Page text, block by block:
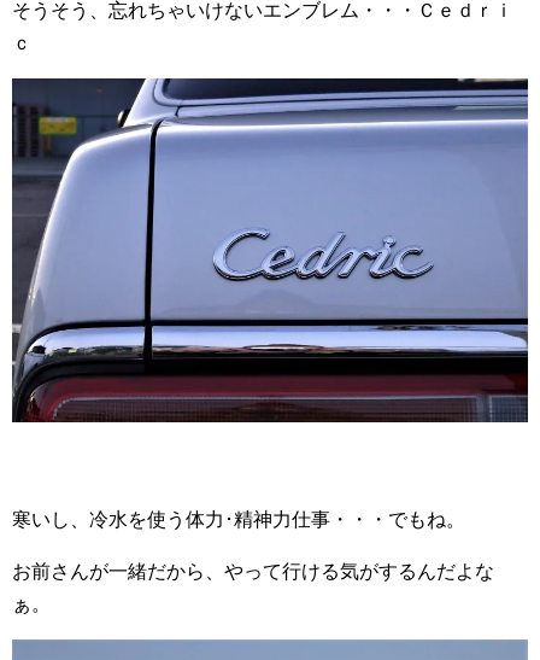
そうそう、忘れちゃいけないエンブレム・・・Ｃｅｄｒｉ
ｃ
寒いし、冷水を使う体力･精神力仕事・・・でもね。
お前さんが一緒だから、やって行ける気がするんだよな
ぁ。